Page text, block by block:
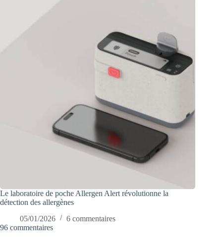
Le laboratoire de poche Allergen Alert révolutionne la
détection des allergènes
05/01/2026
6 commentaires
96 commentaires